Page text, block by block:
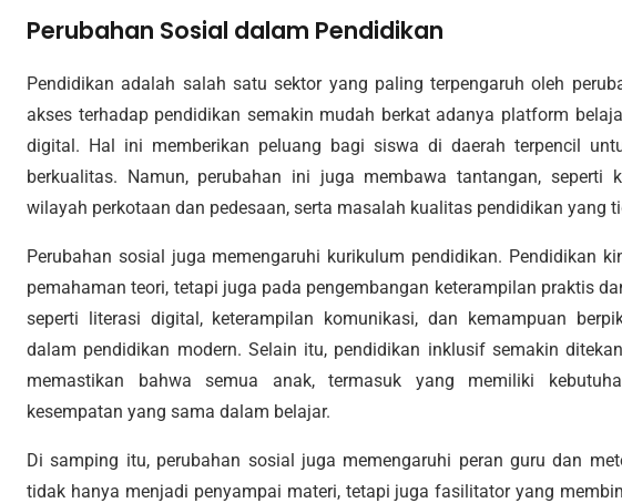
Perubahan Sosial dalam Pendidikan
Pendidikan adalah salah satu sektor yang paling terpengaruh oleh
akses terhadap pendidikan semakin mudah berkat adanya platform
digital. Hal ini memberikan peluang bagi siswa di daerah terpencil
berkualitas. Namun, perubahan ini juga membawa tantangan, seperti
wilayah perkotaan dan pedesaan, serta masalah kualitas pendidikan yang
Perubahan sosial juga memengaruhi kurikulum pendidikan. Pendidikan
pemahaman teori, tetapi juga pada pengembangan keterampilan praktis
seperti literasi digital, keterampilan komunikasi, dan kemampuan
dalam pendidikan modern. Selain itu, pendidikan inklusif semakin
memastikan bahwa semua anak, termasuk yang memiliki
kesempatan yang sama dalam belajar.
Di samping itu, perubahan sosial juga memengaruhi peran guru dan
tidak hanya menjadi penyampai materi, tetapi juga fasilitator yang